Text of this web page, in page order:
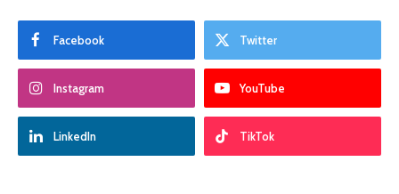
Facebook Twitter
Instagram YouTube
LinkedIn TikTok